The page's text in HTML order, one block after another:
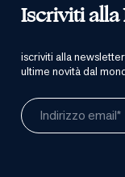
Iscriviti
iscriviti alla
ultime novità dal
Indirizzo email*